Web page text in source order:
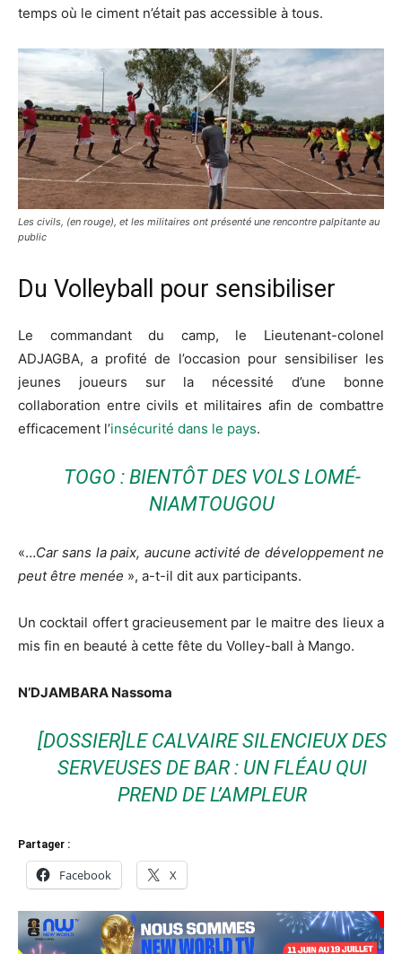
temps où le ciment n’était pas accessible à tous.
Les civils, (en rouge), et les militaires ont présenté une rencontre palpitante au
public
Du Volleyball pour sensibiliser
Le commandant du camp, le Lieutenant-colonel
ADJAGBA, a profité de l’occasion pour sensibiliser les
jeunes joueurs sur la nécessité d’une bonne
collaboration entre civils et militaires afin de combattre
efficacement l’insécurité dans le pays.
TOGO : BIENTÔT DES VOLS LOMÉ-
NIAMTOUGOU
«…Car sans la paix, aucune activité de développement ne
peut être menée », a-t-il dit aux participants.
Un cocktail offert gracieusement par le maitre des lieux a
mis fin en beauté à cette fête du Volley-ball à Mango.
N’DJAMBARA Nassoma
[DOSSIER]LE CALVAIRE SILENCIEUX DES
SERVEUSES DE BAR : UN FLÉAU QUI
PREND DE L’AMPLEUR
Partager :
Facebook X